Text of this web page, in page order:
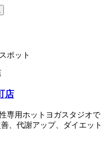
ポット
店
専用ホットヨガスタジオで
、代謝アップ、ダイエット